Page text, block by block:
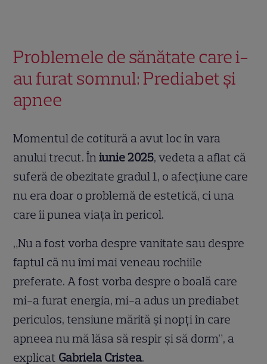
Problemele de sănătate care i-
au furat somnul: Prediabet și
apnee
Momentul de cotitură a avut loc în vara
anului trecut. Îniunie 2025, vedeta a aflat că
suferă de obezitate gradul 1, o afecțiune care
nu era doar o problemă de estetică, ci una
care îi punea viața în pericol.
„Nu a fost vorba despre vanitate sau despre
faptul că nu îmi mai veneau rochiile
preferate. A fost vorba despre o boală care
mi-a furat energia, mi-a adus un prediabet
periculos, tensiune mărită și nopți în care
apneea nu mă lăsa să respir și să dorm”, a
explicat Gabriela Cristea.